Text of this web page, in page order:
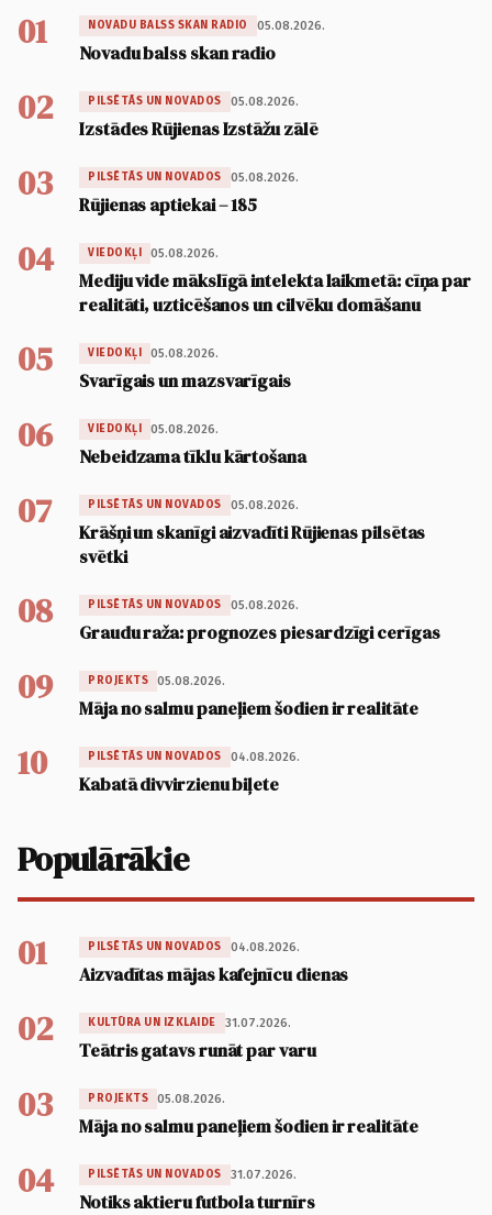
01 NOVADU BALSS SKAN RADIO 05.08.2026.
Novadu balss skan radio
02 PILSĒTĀS UN NOVADOS 05.08.2026.
Izstādes Rūjienas Izstāžu zālē
03 PILSĒTĀS UN NOVADOS 05.08.2026.
Rūjienas aptiekai – 185
04 VIEDOKĻI 05.08.2026.
Mediju vide mākslīgā intelekta laikmetā: cīņa par
realitāti, uzticēšanos un cilvēku domāšanu
05 VIEDOKĻI 05.08.2026.
Svarīgais un mazsvarīgais
06 VIEDOKĻI 05.08.2026.
Nebeidzama tīklu kārtošana
07 PILSĒTĀS UN NOVADOS 05.08.2026.
Krāšņi un skanīgi aizvadīti Rūjienas pilsētas
svētki
08 PILSĒTĀS UN NOVADOS 05.08.2026.
Graudu raža: prognozes piesardzīgi cerīgas
09 PROJEKTS 05.08.2026.
Māja no salmu paneļiem šodien ir realitāte
10 PILSĒTĀS UN NOVADOS 04.08.2026.
Kabatā divvirzienu biļete
Populārākie
01 PILSĒTĀS UN NOVADOS 04.08.2026.
Aizvadītas mājas kafejnīcu dienas
02 KULTŪRA UN IZKLAIDE 31.07.2026.
Teātris gatavs runāt par varu
03 PROJEKTS 05.08.2026.
Māja no salmu paneļiem šodien ir realitāte
04 PILSĒTĀS UN NOVADOS 31.07.2026.
Notiks aktieru futbola turnīrs